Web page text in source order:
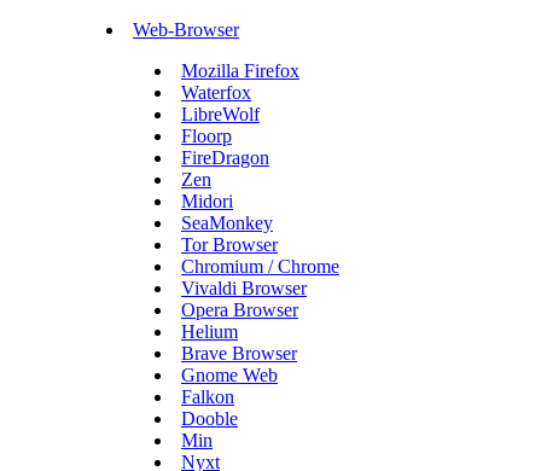
Web-Browser
Mozilla Firefox
Waterfox
LibreWolf
Floorp
FireDragon
Zen
Midori
SeaMonkey
Tor Browser
Chromium / Chrome
Vivaldi Browser
Opera Browser
Helium
Brave Browser
Gnome Web
Falkon
Dooble
Min
Nyxt